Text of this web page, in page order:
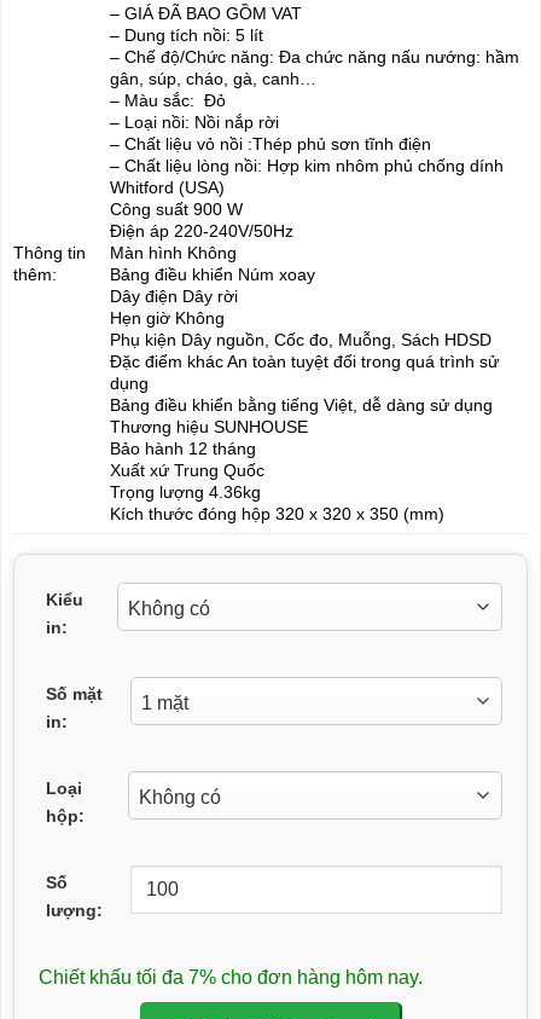
Thông tin
thêm:
– GIÁ ĐÃ BAO GỒM VAT
– Dung tích nồi: 5 lít
– Chế độ/Chức năng: Đa chức năng nấu nướng: hầm
gân, súp, cháo, gà, canh…
– Màu sắc: Đỏ
– Loại nồi: Nồi nắp rời
– Chất liệu vỏ nồi :Thép phủ sơn tĩnh điện
– Chất liệu lòng nồi: Hợp kim nhôm phủ chống dính
Whitford (USA)
Công suất 900 W
Điện áp 220-240V/50Hz
Màn hình Không
Bảng điều khiển Núm xoay
Dây điện Dây rời
Hẹn giờ Không
Phụ kiện Dây nguồn, Cốc đo, Muỗng, Sách HDSD
Đặc điểm khác An toàn tuyệt đối trong quá trình sử
dụng
Bảng điều khiển bằng tiếng Việt, dễ dàng sử dụng
Thương hiệu SUNHOUSE
Bảo hành 12 tháng
Xuất xứ Trung Quốc
Trọng lượng 4.36kg
Kích thước đóng hộp 320 x 320 x 350 (mm)
Kiểu
in:
Số mặt
in:
Loại
hộp:
Số
lượng:
Chiết khấu tối đa 7% cho đơn hàng hôm nay.